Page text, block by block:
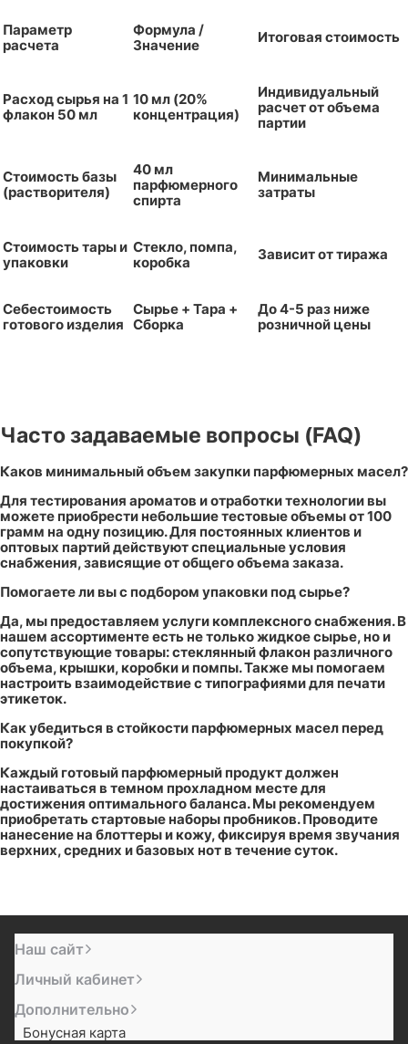
Параметр
расчета
Формула /
Значение
Итоговая стоимость
Расход сырья на 1
флакон 50 мл
10 мл (20%
концентрация)
Индивидуальный
расчет от объема
партии
Стоимость базы
(растворителя)
40 мл
парфюмерного
спирта
Минимальные
затраты
Стоимость тары и
упаковки
Стекло, помпа,
коробка
Зависит от тиража
Себестоимость
готового изделия
Сырье + Тара +
Сборка
До 4-5 раз ниже
розничной цены
Часто задаваемые вопросы (FAQ)
Каков минимальный объем закупки парфюмерных масел?
Для тестирования ароматов и отработки технологии вы
можете приобрести небольшие тестовые объемы от 100
грамм на одну позицию. Для постоянных клиентов и
оптовых партий действуют специальные условия
снабжения, зависящие от общего объема заказа.
Помогаете ли вы с подбором упаковки под сырье?
Да, мы предоставляем услуги комплексного снабжения. В
нашем ассортименте есть не только жидкое сырье, но и
сопутствующие товары: стеклянный флакон различного
объема, крышки, коробки и помпы. Также мы помогаем
настроить взаимодействие с типографиями для печати
этикеток.
Как убедиться в стойкости парфюмерных масел перед
покупкой?
Каждый готовый парфюмерный продукт должен
настаиваться в темном прохладном месте для
достижения оптимального баланса. Мы рекомендуем
приобретать стартовые наборы пробников. Проводите
нанесение на блоттеры и кожу, фиксируя время звучания
верхних, средних и базовых нот в течение суток.
Наш сайт
Личный кабинет
Дополнительно
Бонусная карта